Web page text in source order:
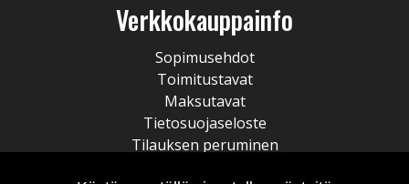
Verkkokauppainfo
Sopimusehdot
Toimitustavat
Maksutavat
Tietosuojaseloste
Tilauksen peruminen